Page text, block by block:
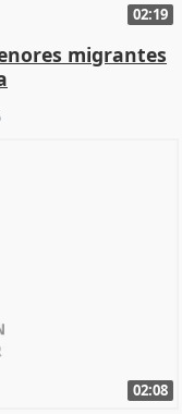
02:19
migrantes
02:08